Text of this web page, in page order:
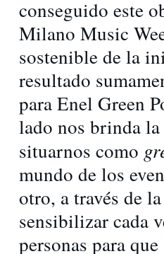
conseguido este
Milano Music
sostenible de la
resultado
para Enel Green
lado nos brinda
situarnos como
mundo de los
otro, a través de
sensibilizar cada
personas para